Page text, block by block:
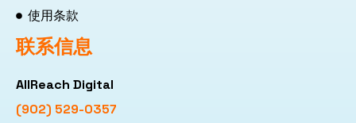
使用条款
联系信息
AllReach Digital
(902) 529-0357